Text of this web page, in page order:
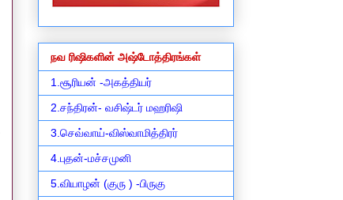
நவ ரிஷிகளின் அஷ்டோத்திரங்கள்
1.சூரியன் -அகத்தியர்
2.சந்திரன்- வசிஷ்டர் மஹரிஷி
3.செவ்வாய்-விஸ்வாமித்திரர்
4.புதன்-மச்சமுனி
5.வியாழன் (குரு ) -பிருகு